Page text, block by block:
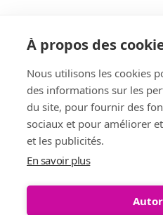
À propos des
Nous utilisons les cookies
des informations sur les
du site, pour fournir des
sociaux et pour améliorer
et les publicités.
En savoir plus